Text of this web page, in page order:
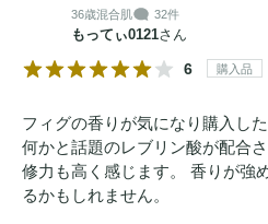
36歳混合肌 32件
もってぃ0121さん
6 購入品
フィグの香りが気になり購入し
何かと話題のレブリン酸が配合
修力も高く感じます。 香りが強
るかもしれません。